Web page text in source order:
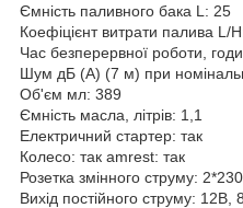
Ємність паливного бака L: 25
Коефіцієнт витрати палива L/
Час безперервної роботи,
Шум дБ (А) (7 м) при
Об'єм мл: 389
Ємність масла, літрів: 1,1
Електричний стартер: так
Колесо: так amrest: так
Розетка змінного струму:
Вихід постійного струму: 12В,